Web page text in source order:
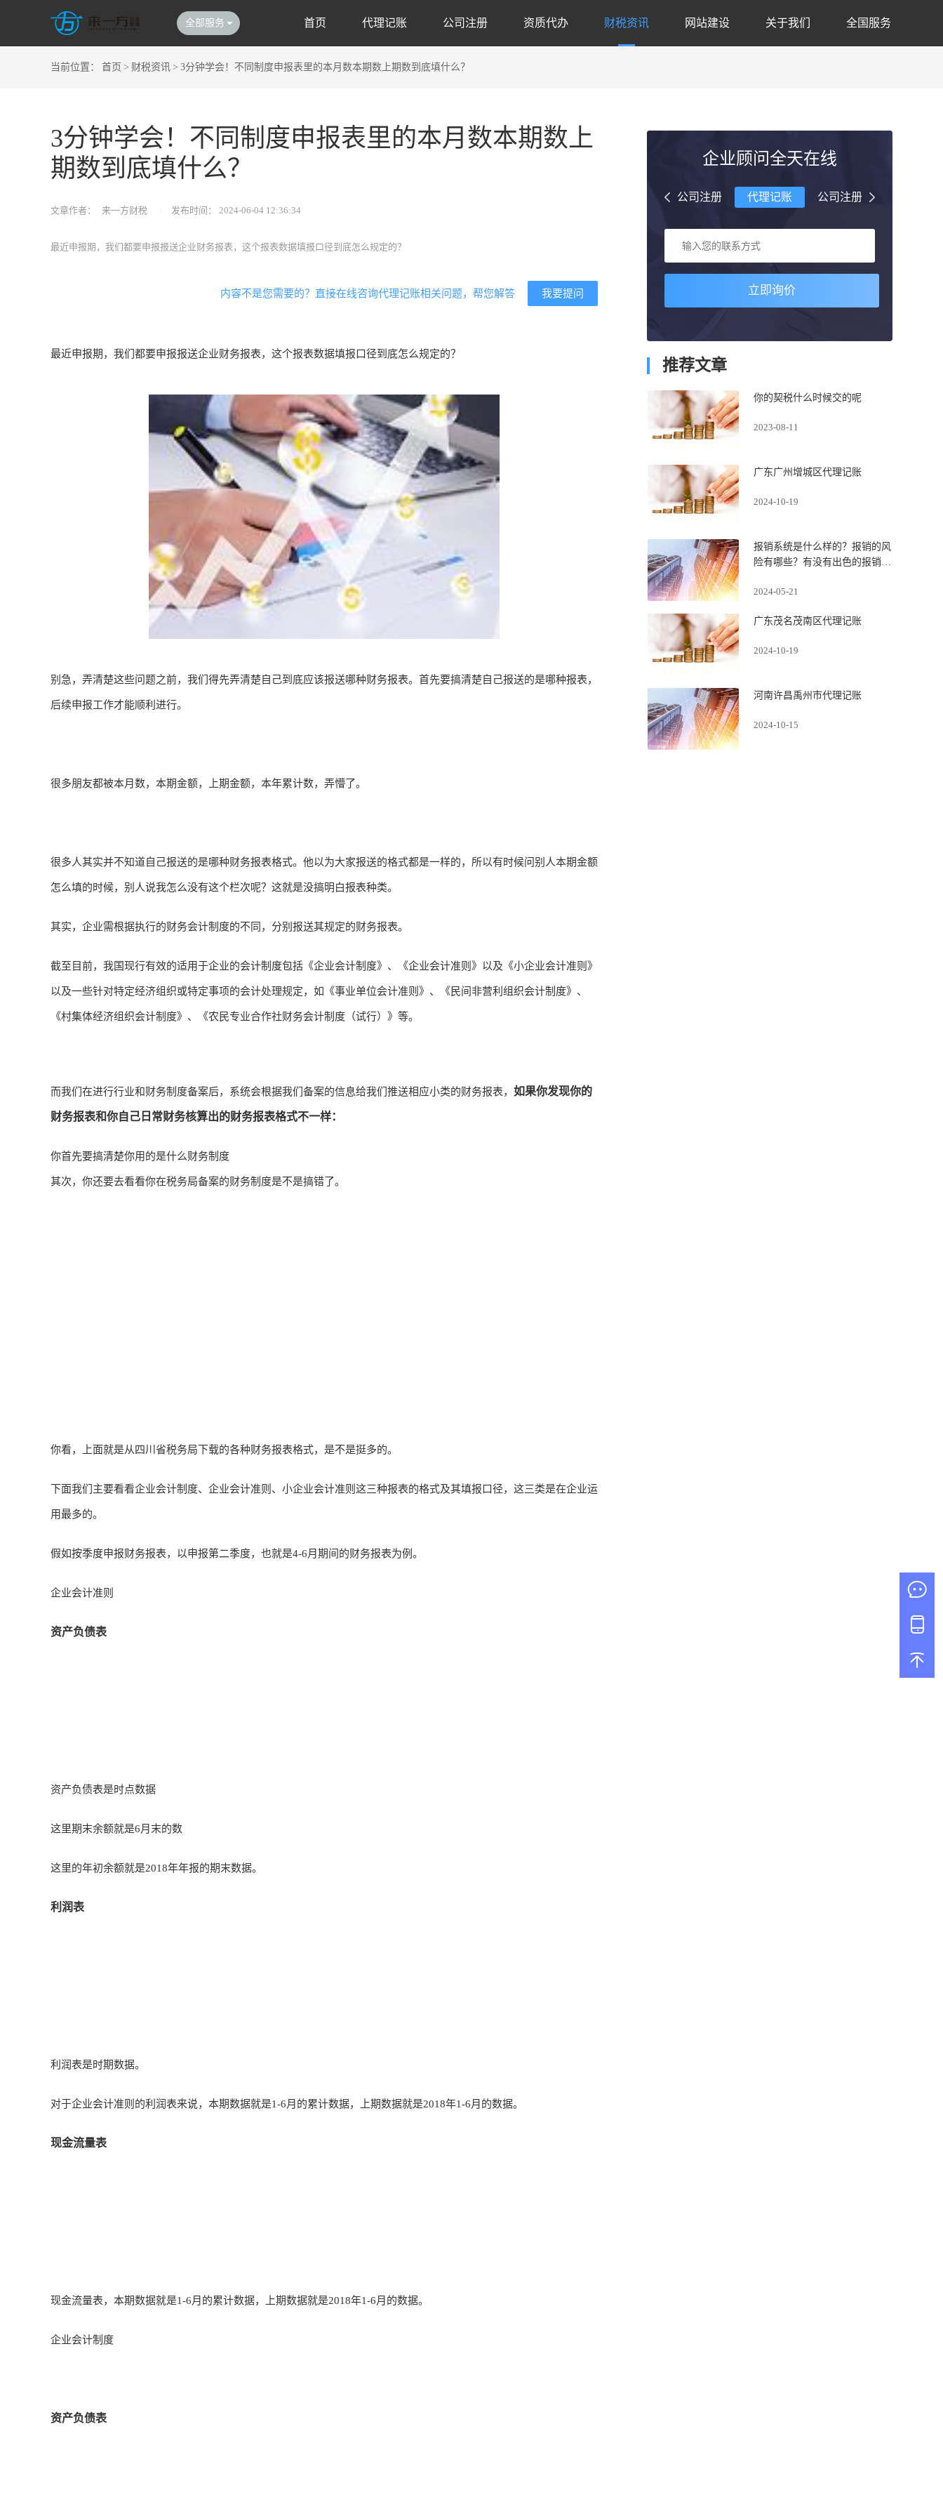
全部服务 首页 代理记账 公司注册 资质代办 财税资讯 网站建设 关于我们 全国服务
当前位置： 首页 > 财税资讯 > 3分钟学会！不同制度申报表里的本月数本期数上期数到底填什么？
3分钟学会！不同制度申报表里的本月数本期数上
期数到底填什么？
文章作者： 来一方财税 发布时间： 2024-06-04 12:36:34
最近申报期，我们都要申报报送企业财务报表，这个报表数据填报口径到底怎么规定的？
我要提问
内容不是您需要的？直接在线咨询代理记账相关问题，帮您解答
最近申报期，我们都要申报报送企业财务报表，这个报表数据填报口径到底怎么规定的？
别急，弄清楚这些问题之前，我们得先弄清楚自己到底应该报送哪种财务报表。首先要搞清楚自己报送的是哪种报表，
后续申报工作才能顺利进行。
很多朋友都被本月数，本期金额，上期金额，本年累计数，弄懵了。
很多人其实并不知道自己报送的是哪种财务报表格式。他以为大家报送的格式都是一样的，所以有时候问别人本期金额
怎么填的时候，别人说我怎么没有这个栏次呢？这就是没搞明白报表种类。
其实，企业需根据执行的财务会计制度的不同，分别报送其规定的财务报表。
截至目前，我国现行有效的适用于企业的会计制度包括《企业会计制度》、《企业会计准则》以及《小企业会计准则》
以及一些针对特定经济组织或特定事项的会计处理规定，如《事业单位会计准则 》、《民间非营利组织会计制度》、
《村集体经济组织会计制度》、《农民专业合作社财务会计制度（试行）》等。
而我们在进行行业和财务制度备案后，系统会根据我们备案的信息给我们推送相应小类的财务报表， 如果你发现你的
财务报表和你自己日常财务核算出的财务报表格式不一样：
你首先要搞清楚你用的是什么财务制度
其次，你还要去看看你在税务局备案的财务制度是不是搞错了。
你看，上面就是从四川省税务局下载的各种财务报表格式，是不是挺多的。
下面我们主要看看企业会计制度、企业会计准则、小企业会计准则这三种报表的格式及其填报口径，这三类是在企业运
用最多的。
假如按季度申报财务报表，以申报第二季度，也就是4-6月期间的财务报表为例。
企业会计准则
资产负债表
资产负债表是时点数据
这里期末余额就是6月末的数
这里的年初余额就是2018年年报的期末数据。
利润表
利润表是时期数据。
对于企业会计准则的利润表来说，本期数据就是1-6月的累计数据，上期数据就是2018年1-6月的数据。
现金流量表
现金流量表，本期数据就是1-6月的累计数据，上期数据就是2018年1-6月的数据。
企业会计制度
资产负债表
企业顾问全天在线
公司注册 代理记账 公司注册
立即询价
推荐文章
你的契税什么时候交的呢
2023-08-11
广东广州增城区代理记账
2024-10-19
报销系统是什么样的？报销的风
险有哪些？有没有出色的报销系
2024-05-21
广东茂名茂南区代理记账
2024-10-19
河南许昌禹州市代理记账
2024-10-15